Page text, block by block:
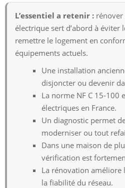
L’essentiel a retenir :
électrique sert d’abord à éviter
remettre le logement en
équipements actuels.
Une installation
disjoncter ou devenir
La norme NF C 15-100
électriques en France.
Un diagnostic permet
moderniser ou tout
Dans une maison de
vérification est
La rénovation améliore
la fiabilité du réseau.